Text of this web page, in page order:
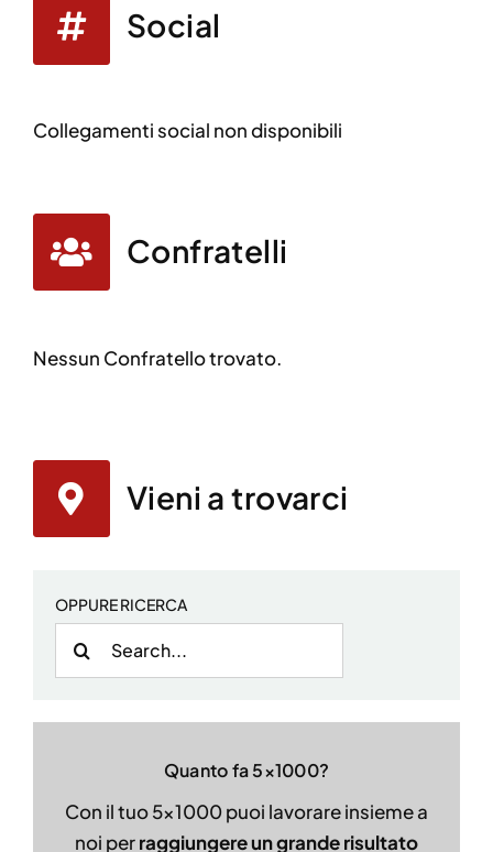
Social
Collegamenti social non disponibili
Confratelli
Nessun Confratello trovato.
Vieni a trovarci
OPPURE RICERCA
Cerca
per:
Quanto fa 5×1000?
Con il tuo 5×1000 puoi lavorare insieme a
noi perraggiungere un grande risultato